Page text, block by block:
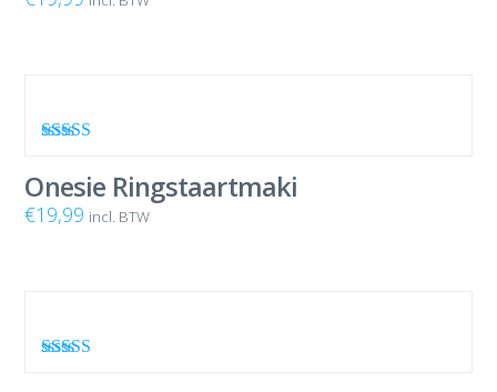
uit 5
Onesie Ringstaartmaki
€19,99 incl. BTW